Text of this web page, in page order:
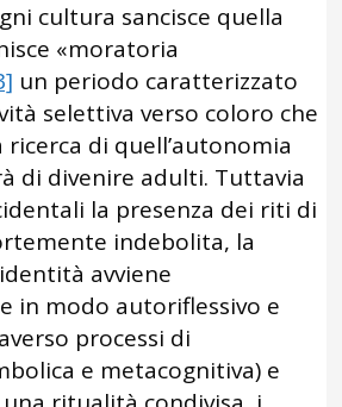
cultura sancisce quella
«moratoria
un periodo caratterizzato
selettiva verso coloro che
di quell’autonomia
di divenire adulti. Tuttavia
la presenza dei riti di
indebolita, la
avviene
in modo autoriflessivo e
processi di
e metacognitiva) e